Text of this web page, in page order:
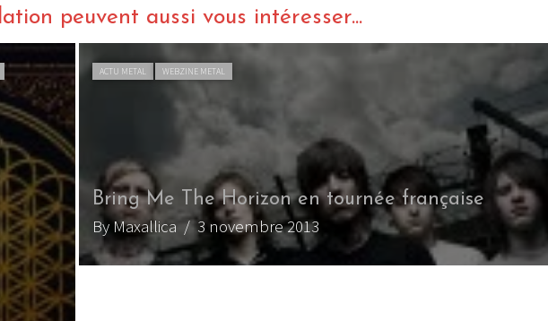
peuvent aussi vous intéresser...
ACTU METAL WEBZINE METAL
Bring Me The Horizon en tournée française
By Maxallica / 3 novembre 2013